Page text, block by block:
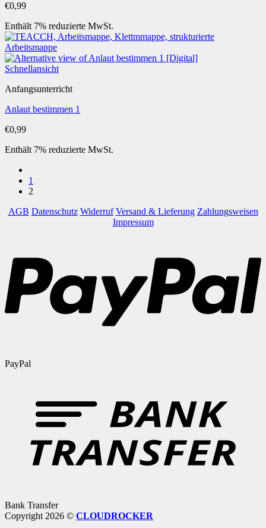
€0,99
Enthält 7% reduzierte MwSt.
Schnellansicht
Anfangsunterricht
Anlaut bestimmen 1
€0,99
Enthält 7% reduzierte MwSt.
1
2
AGB Datenschutz Widerruf Versand & Lieferung Zahlungsweisen
Impressum
PayPal
Bank Transfer
Copyright 2026 © CLOUDROCKER